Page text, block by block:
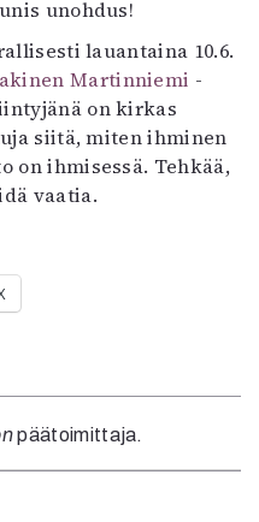
unohdus!
lauantaina 10.6.
Martinniemi -
on kirkas
siitä, miten ihminen
on ihmisessä. Tehkää,
vaatia.
päätoimittaja.